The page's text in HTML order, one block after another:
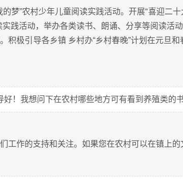
梦”农村少年儿童阅读实践活动。开展“喜迎二
践活动，举办各类读书、朗诵、分享等阅读活动
积极引导各乡镇 乡村办“乡村春晚”计划在元旦
好！我想问下在农村哪些地方可有看到养殖类的书
工作的支持和关注。如果您在农村可以在镇上的